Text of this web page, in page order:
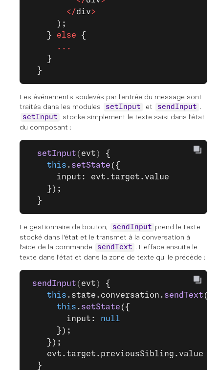
        </
div>
      );
    }
else {
      ...
    }
  }
Les événements soulevés par l'entrée du message sont
traités dans les modules
setInput et sendInput .
setInput
stocke simplement le texte saisi dans l'état
du composant :
  setInput
( evt ) {
    this
. setState ({
      input: evt.target.value
    });
  }
Le gestionnaire de bouton, sendInput prend le texte
stocké dans l'état et le transmet à la conversation à
l'aide de la commande
sendText . Il efface ensuite le
texte dans l'état et dans la zone de texte qui le précède :
sendInput ( evt ) {
    this
.state.conversation. sendText (
      this
. setState ({
        input:
null
      });
    });
    evt.target.previousSibling.value
  }